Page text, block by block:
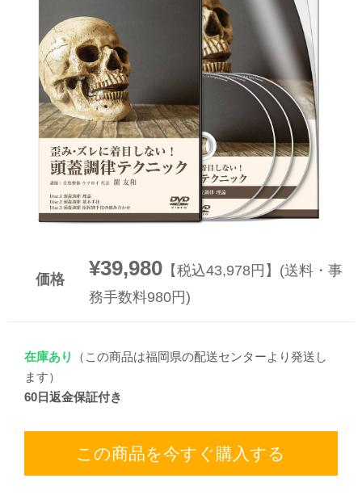
価格 ¥39,980【税込43,978円】(送料・事
務手数料980円)
在庫あり
（この商品は福岡県の配送センターより発送し
ます）
60日返金保証付き
この商品を今すぐ購入する
▼
▼